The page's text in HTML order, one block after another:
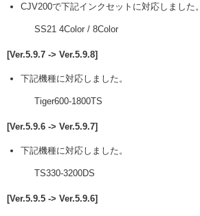
CJV200で下記インクセットに対応しました。
SS21 4Color / 8Color
[Ver.5.9.7 -> Ver.5.9.8]
下記機種に対応しました。
Tiger600-1800TS
[Ver.5.9.6 -> Ver.5.9.7]
下記機種に対応しました。
TS330-3200DS
[Ver.5.9.5 -> Ver.5.9.6]